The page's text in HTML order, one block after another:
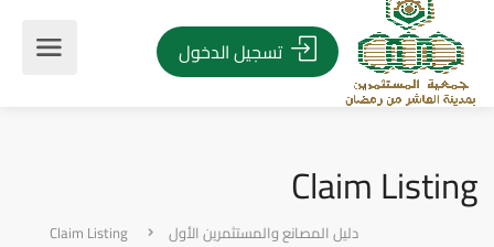
تسجيل الدخول
Claim Listing
دليل المصانع والمستثمرين الأول Claim Listing